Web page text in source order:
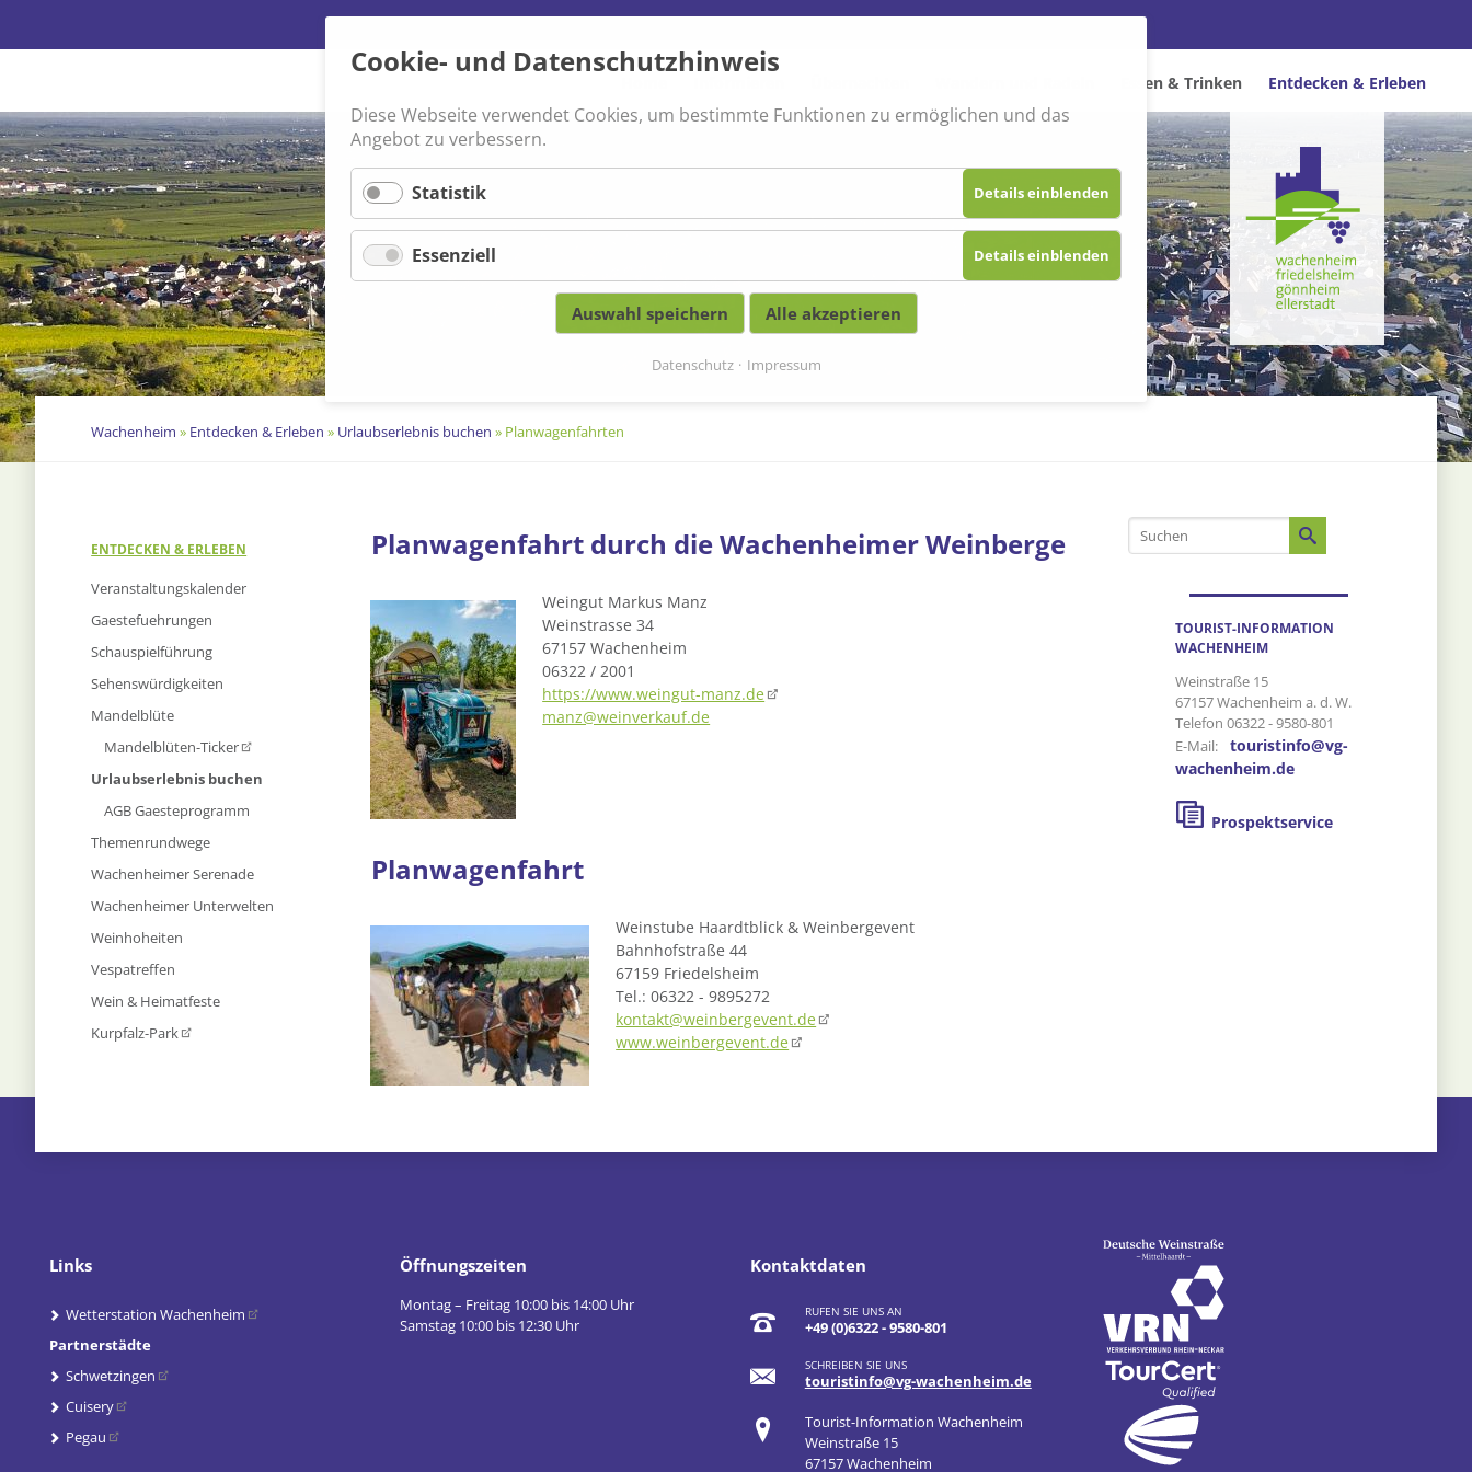
Navigation
Essen & Trinken
Entdecken & Erleben
Navigation
überspringen
Wachenheim » Entdecken & Erleben » Urlaubserlebnis buchen » Planwagenfahrten
Navigation
ENTDECKEN & ERLEBEN
Veranstaltungskalender
Gaestefuehrungen
Schauspielführung
Sehenswürdigkeiten
Mandelblüte
Mandelblüten-Ticker
Urlaubserlebnis buchen
AGB Gaesteprogramm
Themenrundwege
Wachenheimer Serenade
Wachenheimer Unterwelten
Weinhoheiten
Vespatreffen
Wein & Heimatfeste
Kurpfalz-Park
Planwagenfahrt durch die Wachenheimer Weinberge
Weingut Markus Manz
Weinstrasse 34
67157 Wachenheim
06322 / 2001
https://www.weingut-manz.de
manz@weinverkauf.de
Planwagenfahrt
Weinstube Haardtblick & Weinbergevent
Bahnhofstraße 44
67159 Friedelsheim
Tel.: 06322 - 9895272
kontakt@weinbergevent.de
www.weinbergevent.de
TOURIST-INFORMATION
WACHENHEIM
Weinstraße 15
67157 Wachenheim a. d. W.
Telefon 06322 - 9580-801
E-Mail:
touristinfo@vg-
wachenheim.de
Prospektservice
Links
Wetterstation Wachenheim
Partnerstädte
Schwetzingen
Cuisery
Pegau
Öffnungszeiten
Montag – Freitag 10:00 bis 14:00 Uhr
Samstag 10:00 bis 12:30 Uhr
Kontaktdaten
RUFEN SIE UNS AN
+49 (0)6322 - 9580-801
SCHREIBEN SIE UNS
touristinfo@vg-wachenheim.de
Tourist-Information Wachenheim
Weinstraße 15
67157 Wachenheim
Cookie- und Datenschutzhinweis
Diese Webseite verwendet Cookies, um bestimmte Funktionen zu ermöglichen und das
Angebot zu verbessern.
Statistik Details einblenden
Essenziell Details einblenden
Auswahl speichern Alle akzeptieren
Datenschutz Impressum